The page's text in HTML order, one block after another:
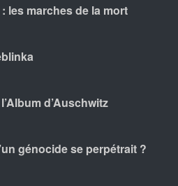
les marches de la mort
d’Auschwitz
génocide se perpétrait ?